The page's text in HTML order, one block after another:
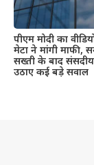
पीएम मोदी का
मेटा ने मांगी माफी,
सख्ती के बाद
उठाए कई बड़े सवाल